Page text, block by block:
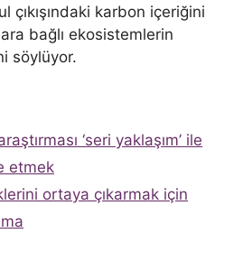
çıkışındaki karbon içeriğini
bağlı ekosistemlerin
söylüyor.
‘seri yaklaşım’ ile
etmek
ortaya çıkarmak için